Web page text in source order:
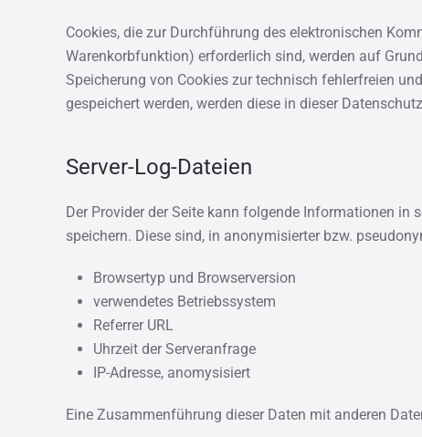
Cookies, die zur Durchführung des elektronischen
Warenkorbfunktion) erforderlich sind, werden auf
Speicherung von Cookies zur technisch fehlerfreien
gespeichert werden, werden diese in dieser
Server-Log-Dateien
Der Provider der Seite kann folgende Informationen in
speichern. Diese sind, in anonymisierter bzw.
Browsertyp und Browserversion
verwendetes Betriebssystem
Referrer URL
Uhrzeit der Serveranfrage
IP-Adresse, anomysisiert
Eine Zusammenführung dieser Daten mit anderen